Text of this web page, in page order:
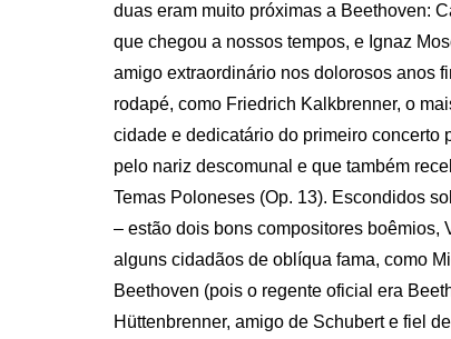
duas eram muito próximas a Beethoven:
que chegou a nossos tempos, e Ignaz
amigo extraordinário nos dolorosos anos
rodapé, como Friedrich Kalkbrenner, o
cidade e dedicatário do primeiro concerto
pelo nariz descomunal e que também
Temas Poloneses (Op. 13). Escondidos
– estão dois bons compositores boêmios,
alguns cidadãos de oblíqua fama, como
Beethoven (pois o regente oficial era
Hüttenbrenner, amigo de Schubert e fiel